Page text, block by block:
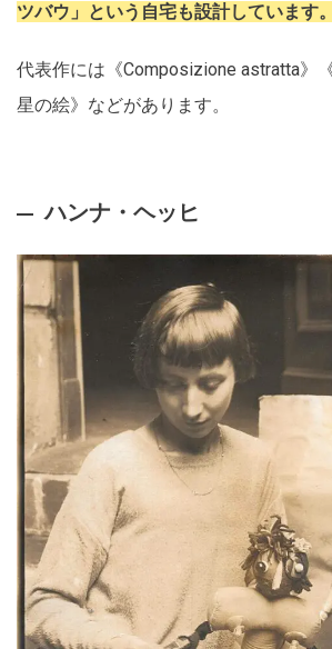
ツバウ」という自宅も設計しています。
代表作には《Composizione astratta》
星の絵》などがあります。
ハンナ・ヘッヒ